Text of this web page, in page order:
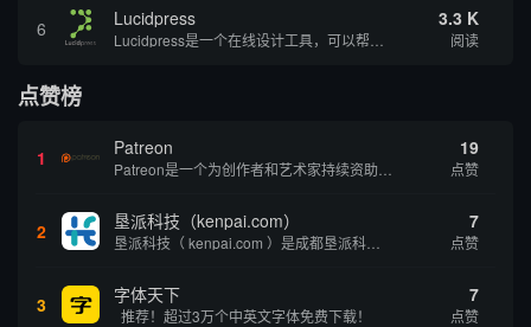
6 Lucidpress 3.3 K
阅读
点赞榜
1 Patreon 19
点赞
2 垦派科技（kenpai.com） 7
点赞
3 字体天下
推荐！超过3万个中英文字体免费下载！
7
点赞